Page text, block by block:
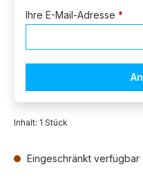
Ihre E-Mail-Adresse *
Inhalt: 1 Stück
Eingeschränkt verfügbar